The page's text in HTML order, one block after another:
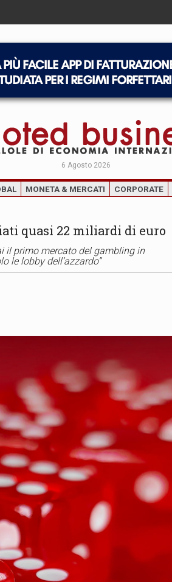
6 Agosto 2026
MONETA & MERCATI CORPORATE
quasi 22 miliardi di euro
il primo mercato del gambling in
le lobby dell’azzardo”